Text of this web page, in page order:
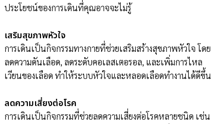
ประโยชน์ของการเดินที่คุณอาจจะไม่รู้
เสริมสุขภาพหัวใจ
การเดินเป็นกิจกรรมทางกายที่ช่วยเสริมสร้างสุขภาพหัวใจ โดย
ลดความดันเลือด, ลดระดับคอเลสเตอรอล, และเพิ่มการไหล
เวียนของเลือด ทำให้ระบบหัวใจและหลอดเลือดทำงานได้ดีขึ้น
ลดความเสี่ยงต่อโรค
การเดินเป็นกิจกรรมที่ช่วยลดความเสี่ยงต่อโรคหลายชนิด เช่น